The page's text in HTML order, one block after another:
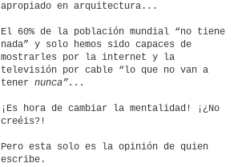
apropiado en arquitectura...
El 60% de la población mundial “no tiene
nada” y solo hemos sido capaces de
mostrarles por la internet y la
televisión por cable “lo que no van a
tener nunca”...
¡Es hora de cambiar la mentalidad! ¡¿No
creéis?!
Pero esta solo es la opinión de quien
escribe.